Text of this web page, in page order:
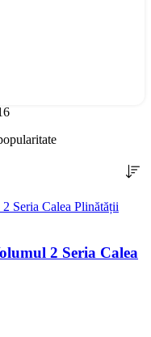
2 Seria Calea